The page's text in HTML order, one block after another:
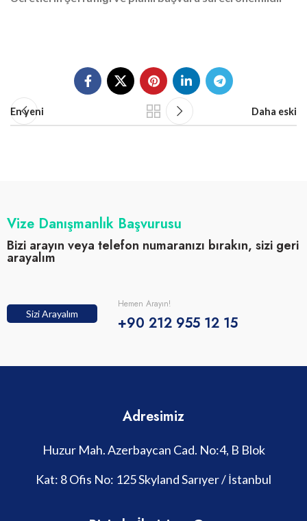
En yeni Daha eski
Vize Danışmanlık Başvurusu
Bizi arayın veya telefon numaranızı bırakın, sizi geri
arayalım
Sizi Arayalım
Hemen Arayın!
+90 212 955 12 15
Adresimiz
Huzur Mah. Azerbaycan Cad. No:4, B Blok
Kat: 8 Ofis No: 125 Skyland Sarıyer / İstanbul